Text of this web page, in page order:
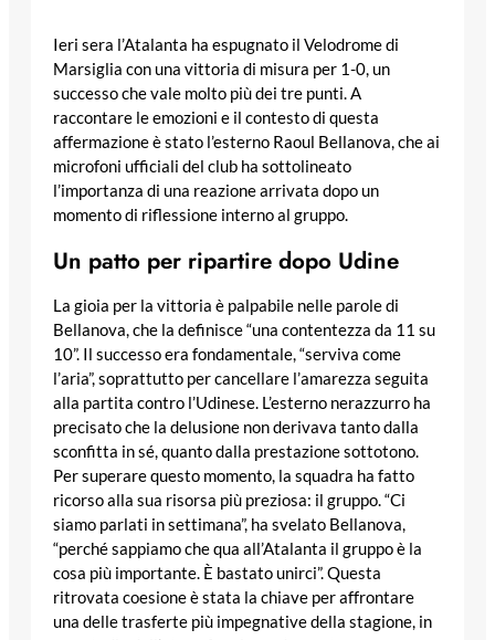
Ieri sera l’Atalanta ha espugnato il Velodrome di
Marsiglia con una vittoria di misura per 1-0, un
successo che vale molto più dei tre punti. A
raccontare le emozioni e il contesto di questa
affermazione è stato l’esterno Raoul Bellanova, che ai
microfoni ufficiali del club ha sottolineato
l’importanza di una reazione arrivata dopo un
momento di riflessione interno al gruppo.
Un patto per ripartire dopo Udine
La gioia per la vittoria è palpabile nelle parole di
Bellanova, che la definisce “una contentezza da 11 su
10”. Il successo era fondamentale, “serviva come
l’aria”, soprattutto per cancellare l’amarezza seguita
alla partita contro l’Udinese. L’esterno nerazzurro ha
precisato che la delusione non derivava tanto dalla
sconfitta in sé, quanto dalla prestazione sottotono.
Per superare questo momento, la squadra ha fatto
ricorso alla sua risorsa più preziosa: il gruppo. “Ci
siamo parlati in settimana”, ha svelato Bellanova,
“perché sappiamo che qua all’Atalanta il gruppo è la
cosa più importante. È bastato unirci”. Questa
ritrovata coesione è stata la chiave per affrontare
una delle trasferte più impegnative della stagione, in